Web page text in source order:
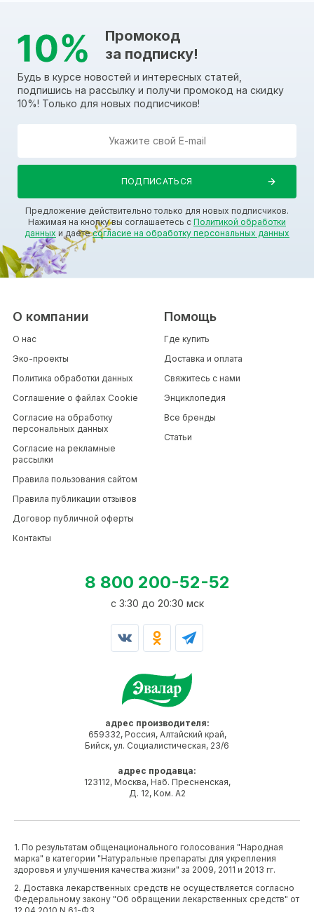
Промокод
за подписку!
Будь в курсе новостей и интересных статей,
подпишись на рассылку и получи промокод на скидку
10%! Только для новых подписчиков!
Предложение действительно только для новых подписчиков.
Нажимая на кнопку вы соглашаетесь с Политикой обработки
данных и даетесогласие на обработку персональных данных
адрес производителя:
659332, Россия, Алтайский край,
Бийск, ул. Социалистическая, 23/6
адрес продавца:
123112, Москва, Наб. Пресненская,
Д. 12, Ком. А2
О компании
О нас
Эко-проекты
Политика обработки данных
Соглашение о файлах Cookie
Согласие на обработку
персональных данных
Согласие на рекламные
рассылки
Правила пользования сайтом
Правила публикации отзывов
Договор публичной оферты
Контакты
Помощь
Где купить
Доставка и оплата
Свяжитесь с нами
Энциклопедия
Все бренды
Статьи
8 800 200-52-52
c 3:30 до 20:30 мск
1. По результатам общенационального голосования "Народная
марка" в категории "Натуральные препараты для укрепления
здоровья и улучшения качества жизни" за 2009, 2011 и 2013 гг.
2. Доставка лекарственных средств не осуществляется согласно
Федеральному закону "Об обращении лекарственных средств" от